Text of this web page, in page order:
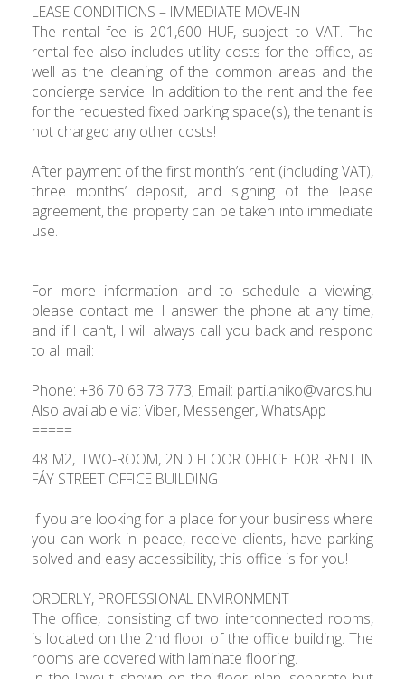
LEASE CONDITIONS – IMMEDIATE MOVE-IN
The rental fee is 201,600 HUF, subject to VAT. The
rental fee also includes utility costs for the office, as
well as the cleaning of the common areas and the
concierge service. In addition to the rent and the fee
for the requested fixed parking space(s), the tenant is
not charged any other costs!
After payment of the first month’s rent (including VAT),
three months’ deposit, and signing of the lease
agreement, the property can be taken into immediate
use.
For more information and to schedule a viewing,
please contact me. I answer the phone at any time,
and if I can't, I will always call you back and respond
to all mail:
Phone: +36 70 63 73 773; Email: parti.aniko@varos.hu
Also available via: Viber, Messenger, WhatsApp
=====
48 M2, TWO-ROOM, 2ND FLOOR OFFICE FOR RENT IN
FÁY STREET OFFICE BUILDING
If you are looking for a place for your business where
you can work in peace, receive clients, have parking
solved and easy accessibility, this office is for you!
ORDERLY, PROFESSIONAL ENVIRONMENT
The office, consisting of two interconnected rooms,
is located on the 2nd floor of the office building. The
rooms are covered with laminate flooring.